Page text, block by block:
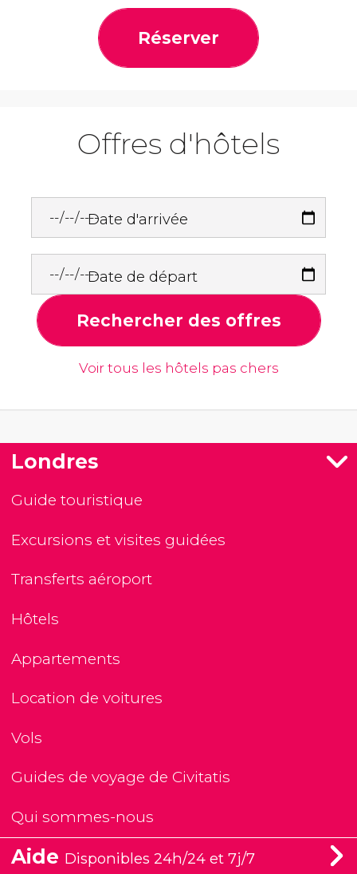
Réserver
Offres d'hôtels
Date d'arrivée
Date de départ
Rechercher des offres
Voir tous les hôtels pas chers
Londres
Guide touristique
Excursions et visites guidées
Transferts aéroport
Hôtels
Appartements
Location de voitures
Vols
Guides de voyage de Civitatis
Qui sommes-nous
Aide Disponibles 24h/24 et 7j/7